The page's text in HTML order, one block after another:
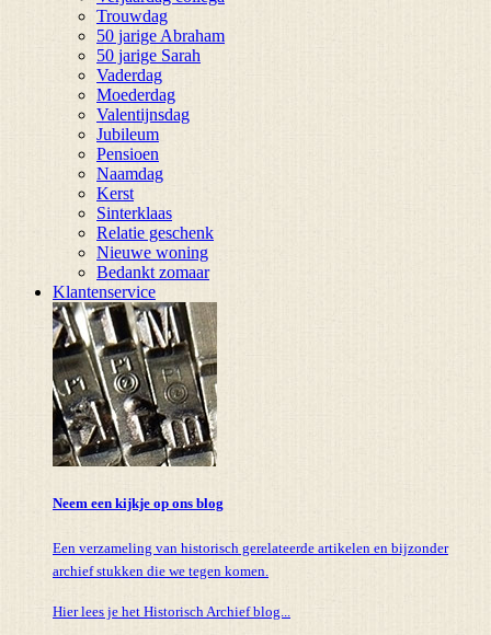
Trouwdag
50 jarige Abraham
50 jarige Sarah
Vaderdag
Moederdag
Valentijnsdag
Jubileum
Pensioen
Naamdag
Kerst
Sinterklaas
Relatie geschenk
Nieuwe woning
Bedankt zomaar
Klantenservice
Neem een kijkje op ons blog
Een verzameling van historisch gerelateerde artikelen en bijzonder
archief stukken die we tegen komen.
Hier lees je het Historisch Archief blog...